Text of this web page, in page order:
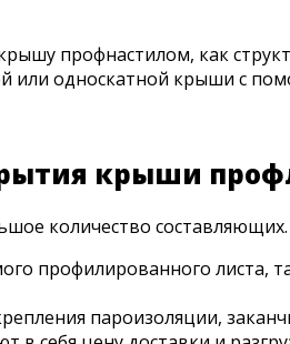
профнастилом, как
или односкатной крыши с
крыши
количество
профилированного листа,
пароизоляции,